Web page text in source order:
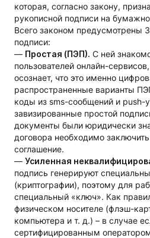
которая, согласно закону,
рукописной подписи на
Всего законом предусмотрены
подписи:
— Простая (ПЭП). С ней
пользователей онлайн-
осознает, что это именно
распространенные варианты
коды из sms-сообщений и push-
завизированные простой
документы были юридически
договора необходимо
соглашение.
— Усиленная
подпись генерируют
(криптографии), поэтому для
специальный «ключ». Как
физическом носителе (флэш-
компьютера и т. д.) – в случае
сертифицированным